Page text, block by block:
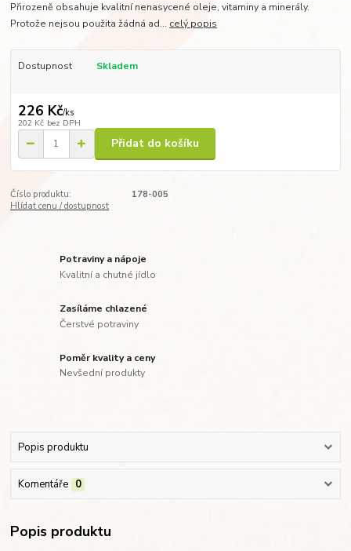
Přirozeně obsahuje kvalitní nenasycené oleje, vitaminy a minerály.
Protože nejsou použita žádná ad... celý popis
Dostupnost Skladem
226 Kč/ks
202 Kč bez DPH
Přidat do košíku
Číslo produktu:
178-005
Hlídat cenu / dostupnost
Potraviny a nápoje
Kvalitní a chutné jídlo
Zasíláme chlazené
Čerstvé potraviny
Poměr kvality a ceny
Nevšední produkty
Popis produktu
Komentáře 0
Popis produktu